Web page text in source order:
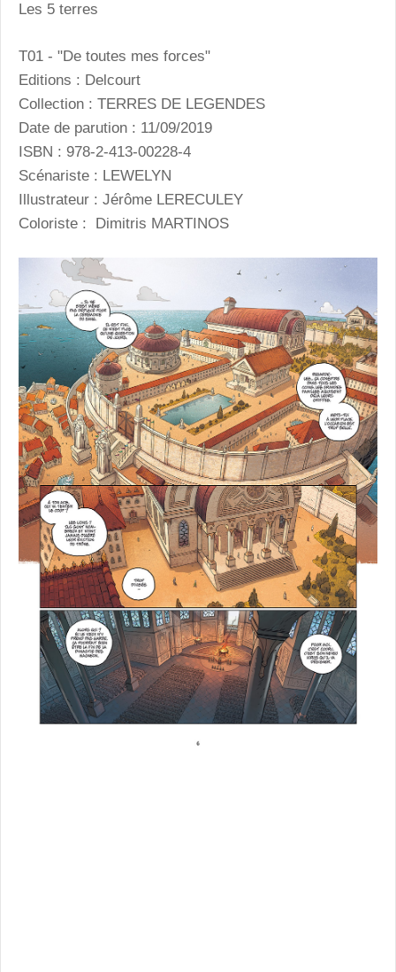
Les 5 terres
T01 - "De toutes mes forces"
Editions : Delcourt
Collection : TERRES DE LEGENDES
Date de parution : 11/09/2019
ISBN : 978-2-413-00228-4
Scénariste : LEWELYN
Illustrateur : Jérôme LERECULEY
Coloriste : Dimitris MARTINOS